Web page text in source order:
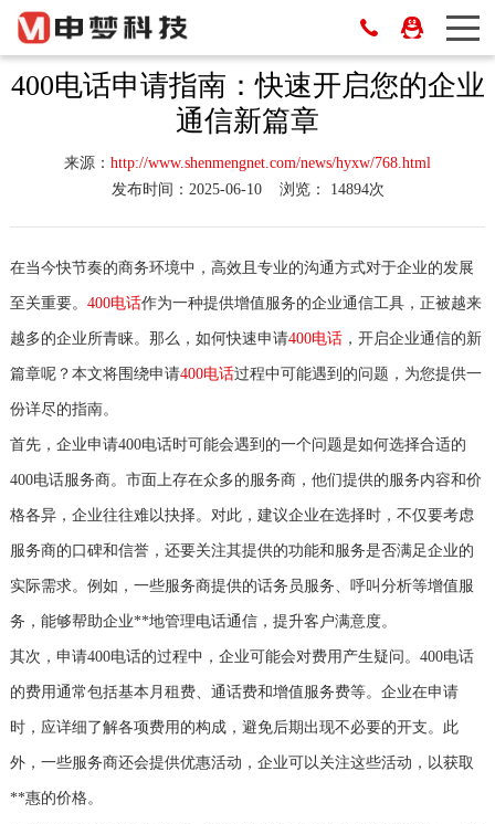
400电话申请指南：快速开启您的企业
通信新篇章
来源： http://www.shenmengnet.com/news/hyxw/768.html
发布时间：2025-06-10
浏览： 14894次
在当今快节奏的商务环境中，高效且专业的沟通方式对于企业的发展
至关重要。 400电话作为一种提供增值服务的企业通信工具，正被越来
越多的企业所青睐。那么，如何快速申请400电话，开启企业通信的新
篇章呢？本文将围绕申请400电话过程中可能遇到的问题，为您提供一
份详尽的指南。
首先，企业申请400电话时可能会遇到的一个问题是如何选择合适的
400电话服务商。市面上存在众多的服务商，他们提供的服务内容和价
格各异，企业往往难以抉择。对此，建议企业在选择时，不仅要考虑
服务商的口碑和信誉，还要关注其提供的功能和服务是否满足企业的
实际需求。例如，一些服务商提供的话务员服务、呼叫分析等增值服
务，能够帮助企业**地管理电话通信，提升客户满意度。
其次，申请400电话的过程中，企业可能会对费用产生疑问。400电话
的费用通常包括基本月租费、通话费和增值服务费等。企业在申请
时，应详细了解各项费用的构成，避免后期出现不必要的开支。此
外，一些服务商还会提供优惠活动，企业可以关注这些活动，以获取
**惠的价格。